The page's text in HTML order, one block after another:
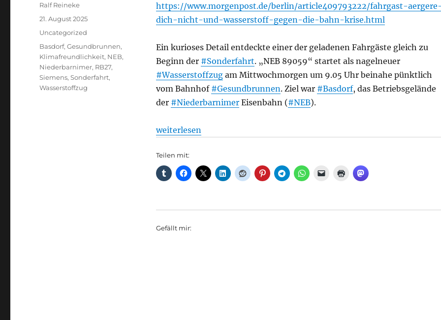
https://www.morgenpost.de/berlin/article409793222/fahrgast-
dich-nicht-und-wasserstoff-gegen-die-bahn-krise.html
Ein kurioses Detail entdeckte einer der geladenen Fahrgäste gleich zu
Beginn der #Sonderfahrt. „NEB 89059“ startet als nagelneuer
#Wasserstoffzugam Mittwochmorgen um 9.05 Uhr beinahe pünktlich
vom Bahnhof #Gesundbrunnen. Ziel war #Basdorf, das Betriebsgelände
der #NiederbarnimerEisenbahn (#NEB).
„Regionalverkehr: „Fahrgast-Ärgere-Dich-Nicht“ und Wasserstoff
weiterlesen
Teilen mit:
Gefällt mir:
Autor
Ralf Reineke
Veröffentlicht
21. August 2025
Kategorien
Uncategorized
Schlagwörter
Basdorf,Gesundbrunnen,
Klimafreundlichkeit, NEB,
Niederbarnimer, RB27,
Siemens,Sonderfahrt,
Wasserstoffzug